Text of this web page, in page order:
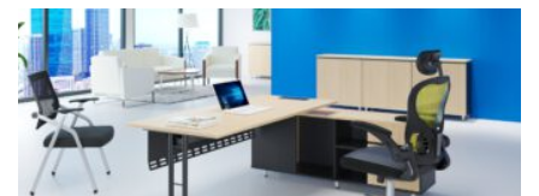
Nội Thất Hòa Phátt Cần Thơ Là nơi trưng bày và cung cấp
các sản phẩm như: Bàn văn phòng, ghế xoay văn phòng, tủ hồ
sơ, két sắt,…Của cty CP Nội Thất Hòa Phát( Nội thất The
One) có địa ...